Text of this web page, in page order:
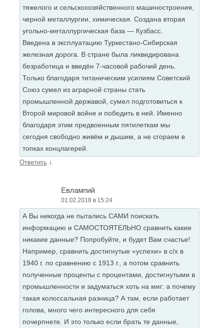
тяжелого и сельскохозяйственного машиностроения,
черной металлургии, химическая. Создана вторая
угольно-металлургическая база — Кузбасс.
Введена в эксплуатацию Туркестано-Сибирская
железная дорога. В стране была ликвидирована
безработица и введён 7-часовой рабочий день.
Только благодаря титаническим усилиям Советский
Союз сумел из аграрной страны стать
промышленной державой, сумел подготовиться к
Второй мировой войне и победить в ней. Именно
благодаря этим предвоенным пятилеткам мы
сегодня свободно живём и дышим, а не сгораем в
топках концлагерей.
Ответить ↓
Евлампий
01.02.2018 в 15:24
А Вы никогда не пытались САМИ поискать
информацию и САМОСТОЯТЕЛЬНО сравнить какие
никакие данные? Попробуйте, и будет Вам счастье!
Например, сравнить достигнутые «успехи» в с/х в
1940 г. по сравнению с 1913 г., а потом сравнить
полученные проценты с процентами, достигнутыми в
промышленности и задуматься хоть на миг: а почему
такая колоссальная разница? А там, если работает
голова, много чего интересного для себя
почерпнете. И это только если брать те данные,